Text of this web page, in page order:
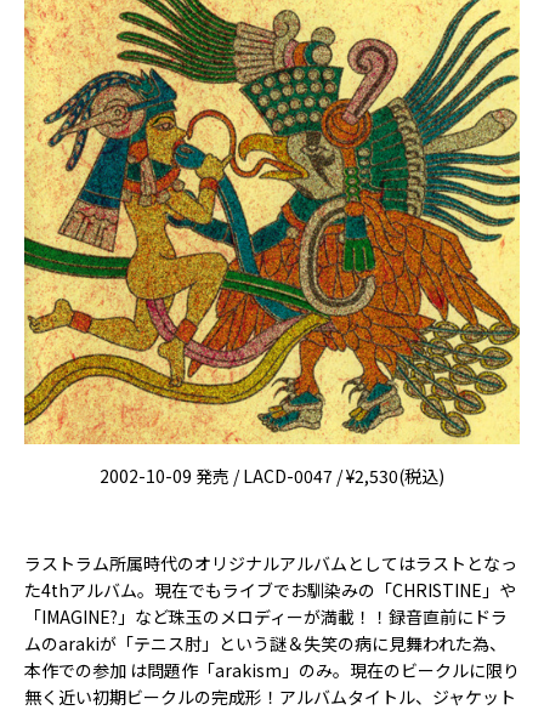
ENGLISH PAGE
2002-10-09 発売 / LACD-0047 / ¥2,530(税込)
ラストラム所属時代のオリジナルアルバムとしてはラストとなっ
た4thアルバム。現在でもライブでお馴染みの「CHRISTINE」や
「IMAGINE?」など珠玉のメロディーが満載！！録音直前にドラ
ムのarakiが「テニス肘」という謎＆失笑の病に見舞われた為、
本作での参加 は問題作「arakism」のみ。現在のビークルに限り
無く近い初期ビークルの完成形！アルバムタイトル、ジャケット